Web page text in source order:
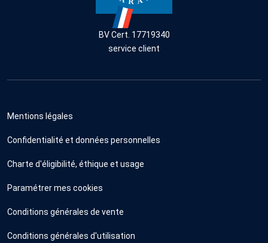
BV Cert. 17719340
service client
Mentions légales
Confidentialité et données personnelles
Charte d'éligibilité, éthique et usage
Paramétrer mes cookies
Conditions générales de vente
Conditions générales d'utilisation